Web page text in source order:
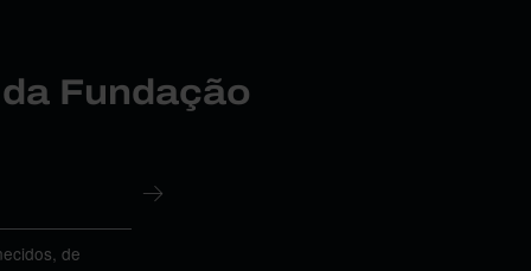
Fundação
de